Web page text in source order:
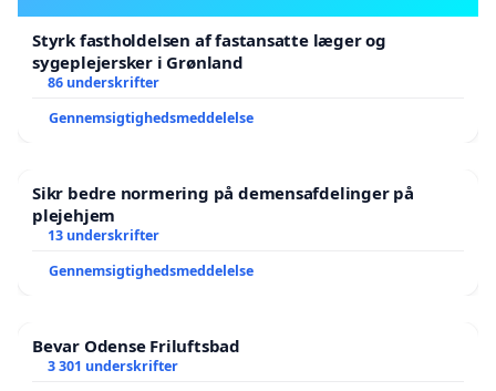
Styrk fastholdelsen af fastansatte læger og
sygeplejersker i Grønland
86 underskrifter
Gennemsigtighedsmeddelelse
Sikr bedre normering på demensafdelinger på
plejehjem
13 underskrifter
Gennemsigtighedsmeddelelse
Bevar Odense Friluftsbad
3 301 underskrifter